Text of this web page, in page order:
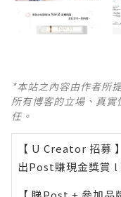
*本站之內容由作者所
所有博客的立場、真
任。
【 U Creator 招募 】
出Post賺現金獎賞 l